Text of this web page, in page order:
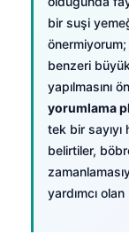
bir suşi
önermiyorum;
benzeri
yapılmasını
yorumlama
tek bir
belirtiler,
yardımcı olan